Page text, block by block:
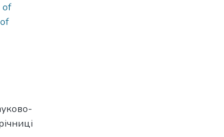
of